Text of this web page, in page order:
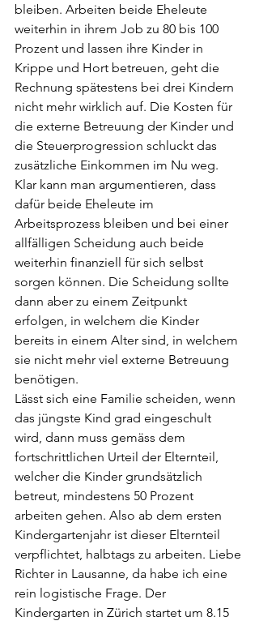
bleiben. Arbeiten beide Eheleute
weiterhin in ihrem Job zu 80 bis 100
Prozent und lassen ihre Kinder in
Krippe und Hort betreuen, geht die
Rechnung spätestens bei drei Kindern
nicht mehr wirklich auf. Die Kosten für
die externe Betreuung der Kinder und
die Steuerprogression schluckt das
zusätzliche Einkommen im Nu weg.
Klar kann man argumentieren, dass
dafür beide Eheleute im
Arbeitsprozess bleiben und bei einer
allfälligen Scheidung auch beide
weiterhin finanziell für sich selbst
sorgen können. Die Scheidung sollte
dann aber zu einem Zeitpunkt
erfolgen, in welchem die Kinder
bereits in einem Alter sind, in welchem
sie nicht mehr viel externe Betreuung
benötigen.
Lässt sich eine Familie scheiden, wenn
das jüngste Kind grad eingeschult
wird, dann muss gemäss dem
fortschrittlichen Urteil der Elternteil,
welcher die Kinder grundsätzlich
betreut, mindestens 50 Prozent
arbeiten gehen. Also ab dem ersten
Kindergartenjahr ist dieser Elternteil
verpflichtet, halbtags zu arbeiten. Liebe
Richter in Lausanne, da habe ich eine
rein logistische Frage. Der
Kindergarten in Zürich startet um 8.15